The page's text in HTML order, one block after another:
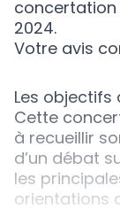
concertation
2024.
Votre avis
Les
Cette
à recueillir
d’un débat
les
orientations